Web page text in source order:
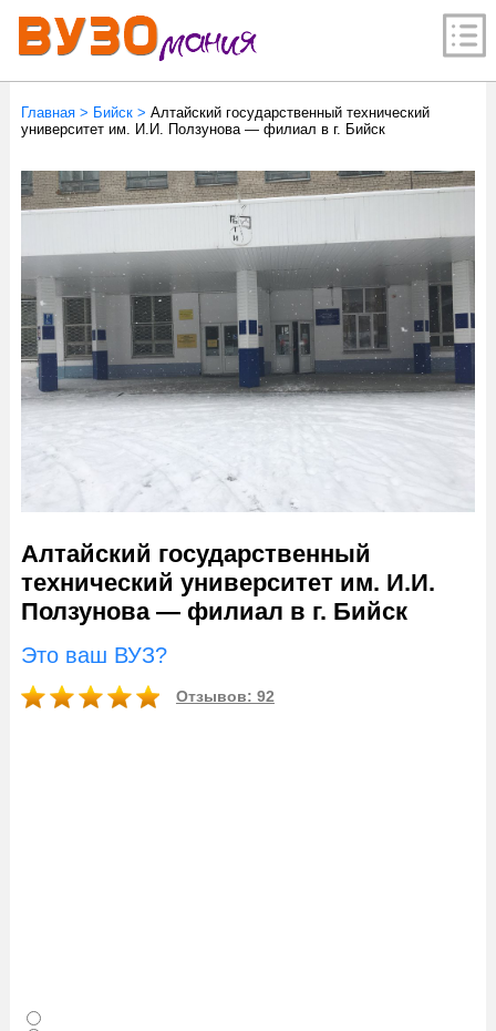
Главная> Бийск> Алтайский государственный технический
университет им. И.И. Ползунова — филиал в г. Бийск
Алтайский государственный
технический университет им. И.И.
Ползунова — филиал в г. Бийск
Это ваш ВУЗ?
Отзывов: 92